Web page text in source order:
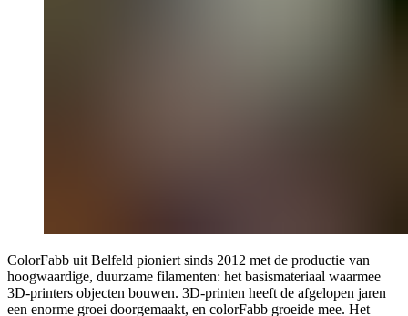
ColorFabb uit Belfeld pioniert sinds 2012 met de productie van
hoogwaardige, duurzame filamenten: het basismateriaal waarmee
3D-printers objecten bouwen. 3D-printen heeft de afgelopen jaren
een enorme groei doorgemaakt, en colorFabb groeide mee. Het